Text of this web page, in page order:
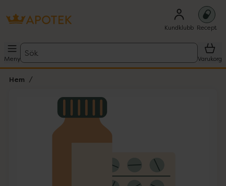
Kundklubb Recept
Meny
Sök
Varukorg
Hem
Lista: . Innehåller 1 objekt.